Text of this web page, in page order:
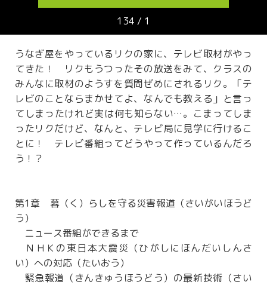
1
/
134
うなぎ屋をやっているリクの家に、テレビ取材がやっ
てきた！ リクもうつったその放送をみて、クラスの
みんなに取材のようすを質問ぜめにされるリク。「テ
レビのことならまかせてよ、なんでも教える」と言っ
てしまったけれど実は何も知らない…。こまってしま
ったリクだけど、なんと、テレビ局に見学に行けるこ
とに！ テレビ番組ってどうやって作っているんだろ
う！？
第1章 暮（く）らしを守る災害報道（さいがいほうど
う）
ニュース番組ができるまで
ＮＨＫの東日本大震災（ひがしにほんだいしんさ
い）への対応（たいおう）
緊急報道（きんきゅうほうどう）の最新技術（さい